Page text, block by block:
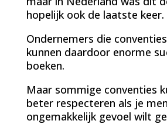
hopelijk ook de laatste keer.
Ondernemers die
kunnen daardoor enorme
boeken.
Maar sommige conventies
beter respecteren als je
ongemakkelijk gevoel wilt